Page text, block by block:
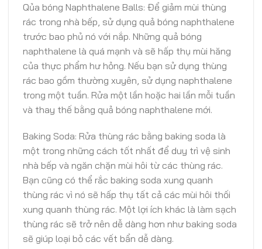
Qủa bóng Naphthalene Balls: Để giảm mùi thùng
rác trong nhà bếp, sử dụng quả bóng naphthalene
trước bao phủ nó với nắp. Những quả bóng
naphthalene là quá mạnh và sẽ hấp thụ mùi hăng
của thực phẩm hư hỏng. Nếu bạn sử dụng thùng
rác bao gồm thường xuyên, sử dụng naphthalene
trong một tuần. Rửa một lần hoặc hai lần mỗi tuần
và thay thế bằng quả bóng naphthalene mới.
Baking Soda: Rửa thùng rác bằng baking soda là
một trong những cách tốt nhất để duy trì vệ sinh
nhà bếp và ngăn chặn mùi hôi từ các thùng rác.
Bạn cũng có thể rắc baking soda xung quanh
thùng rác vì nó sẽ hấp thụ tất cả các mùi hôi thối
xung quanh thùng rác. Một lợi ích khác là làm sạch
thùng rác sẽ trở nên dễ dàng hơn như baking soda
sẽ giúp loại bỏ các vết bẩn dễ dàng.